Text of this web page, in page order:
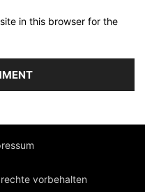
in this browser for the
vorbehalten